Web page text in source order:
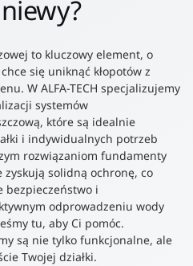
to kluczowy element, o
się uniknąć kłopotów z
W ALFA-TECH specjalizujemy
systemów
które są idealnie
i indywidualnych potrzeb
rozwiązaniom fundamenty
solidną ochronę, co
bezpieczeństwo i
odprowadzeniu wody
tu, aby Ci pomóc.
są nie tylko funkcjonalne, ale
Twojej działki.